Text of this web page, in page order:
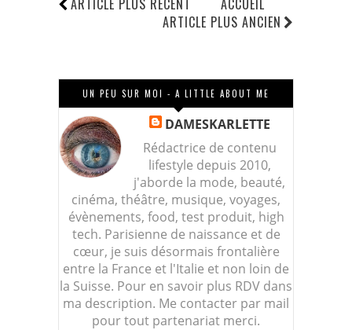
ARTICLE PLUS ANCIEN
UN PEU SUR MOI - A LITTLE ABOUT ME
DAMESKARLETTE
Rédactrice de contenu
lifestyle depuis 2010,
j'aborde la mode, beauté,
cinéma, théâtre, musique, voyages,
évènements, food, test produit, high
tech. Parisienne de naissance et de
cœur, je suis désormais frontalière
entre la France et l'Italie et non loin de
la Suisse. Pour en savoir plus RDV dans
ma description. Me contacter par mail
pour tout partenariat merci.